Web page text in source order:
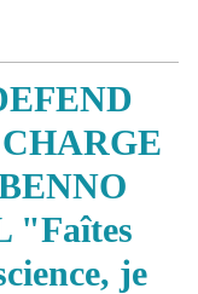
"Faîtes
je